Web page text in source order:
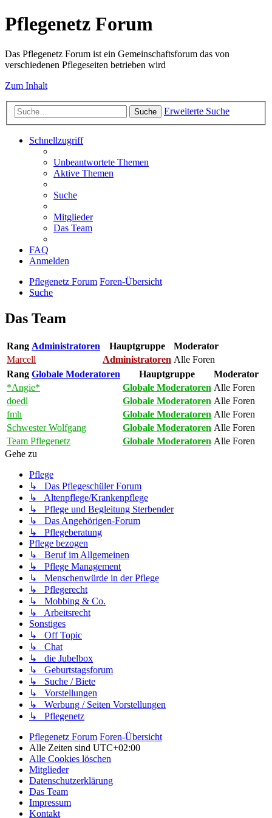
Pflegenetz Forum
Das Pflegenetz Forum ist ein Gemeinschaftsforum das von
verschiedenen Pflegeseiten betrieben wird
Zum Inhalt
Suche Erweiterte Suche
Schnellzugriff
Unbeantwortete Themen
Aktive Themen
Suche
Mitglieder
Das Team
FAQ
Anmelden
Pflegenetz Forum Foren-Übersicht
Suche
Das Team
Rang Administratoren Hauptgruppe
Moderator
Marcell
Administratoren Alle Foren
Rang Globale Moderatoren Hauptgruppe
Moderator
*Angie*
Globale Moderatoren Alle Foren
doedl
Globale Moderatoren Alle Foren
fmh
Globale Moderatoren Alle Foren
Schwester Wolfgang
Globale Moderatoren Alle Foren
Team Pflegenetz
Globale Moderatoren Alle Foren
Gehe zu
Pflege
↳ Das Pflegeschüler Forum
↳ Altenpflege/Krankenpflege
↳ Pflege und Begleitung Sterbender
↳ Das Angehörigen-Forum
↳ Pflegeberatung
Pflege bezogen
↳ Beruf im Allgemeinen
↳ Pflege Management
↳ Menschenwürde in der Pflege
↳ Pflegerecht
↳ Mobbing & Co.
↳ Arbeitsrecht
Sonstiges
↳ Off Topic
↳ Chat
↳ die Jubelbox
↳ Geburtstagsforum
↳ Suche / Biete
↳ Vorstellungen
↳ Werbung / Seiten Vorstellungen
↳ Pflegenetz
Pflegenetz Forum Foren-Übersicht
Alle Zeiten sind UTC+02:00
Alle Cookies löschen
Mitglieder
Datenschutzerklärung
Das Team
Impressum
Kontakt